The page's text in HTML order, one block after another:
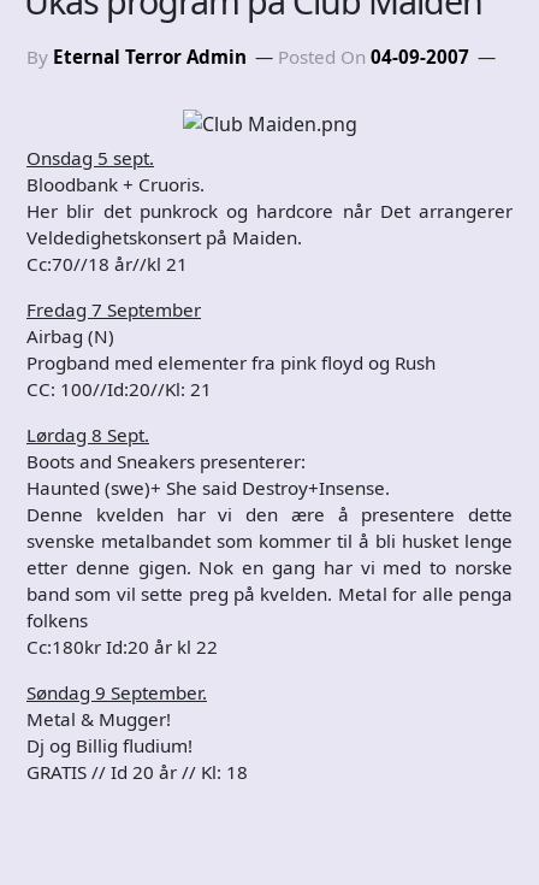
By Eternal Terror Admin Posted On 04-09-2007
Onsdag 5 sept.
Bloodbank + Cruoris.
Her blir det punkrock og hardcore når Det arrangerer
Veldedighetskonsert på Maiden.
Cc:70//18 år//kl 21
Fredag 7 September
Airbag (N)
Progband med elementer fra pink floyd og Rush
CC: 100//Id:20//Kl: 21
Lørdag 8 Sept.
Boots and Sneakers presenterer:
Haunted (swe)+ She said Destroy+Insense.
Denne kvelden har vi den ære å presentere dette
svenske metalbandet som kommer til å bli husket lenge
etter denne gigen. Nok en gang har vi med to norske
band som vil sette preg på kvelden. Metal for alle penga
folkens
Cc:180kr Id:20 år kl 22
Søndag 9 September.
Metal & Mugger!
Dj og Billig fludium!
GRATIS // Id 20 år // Kl: 18